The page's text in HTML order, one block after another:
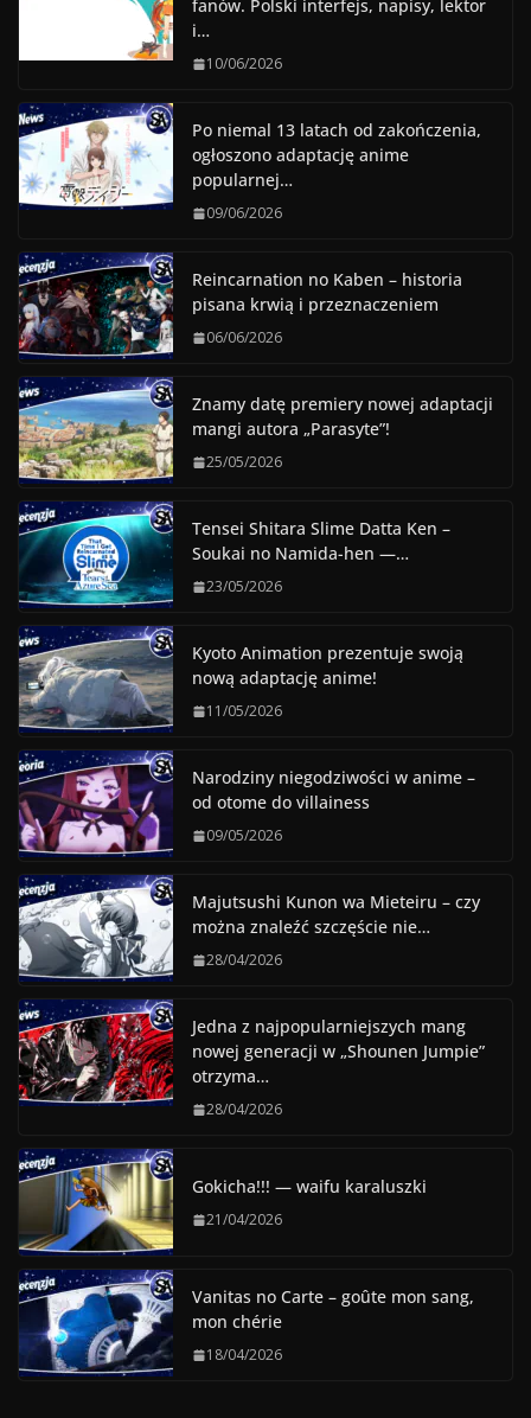
fanów. Polski interfejs, napisy, lektor
i…
10/06/2026
Po niemal 13 latach od zakończenia,
ogłoszono adaptację anime
popularnej…
09/06/2026
Reincarnation no Kaben – historia
pisana krwią i przeznaczeniem
06/06/2026
Znamy datę premiery nowej adaptacji
mangi autora „Parasyte”!
25/05/2026
Tensei Shitara Slime Datta Ken –
Soukai no Namida-hen —…
23/05/2026
Kyoto Animation prezentuje swoją
nową adaptację anime!
11/05/2026
Narodziny niegodziwości w anime –
od otome do villainess
09/05/2026
Majutsushi Kunon wa Mieteiru – czy
można znaleźć szczęście nie…
28/04/2026
Jedna z najpopularniejszych mang
nowej generacji w „Shounen Jumpie”
otrzyma…
28/04/2026
Gokicha!!! — waifu karaluszki
21/04/2026
Vanitas no Carte – goûte mon sang,
mon chérie
18/04/2026